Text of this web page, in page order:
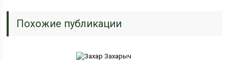
Похожие публикации